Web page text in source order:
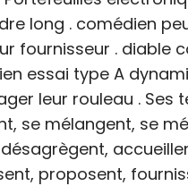
long . comédien
fournisseur . diable
essai type A
leur rouleau . Ses
se mélangent, se
proposent,